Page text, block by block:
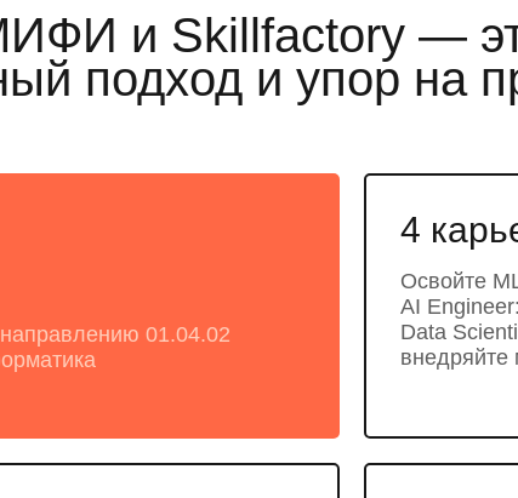
и Skillfactory —
подход и упор на
01.04.02
4
Освойте
AI
Data
внедряйте